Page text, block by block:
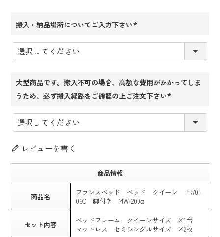
搬入・納品場所についてご入力下さい
大型商品です。搬入不可の場合、高額な費用がかかってしま
うため、必ず搬入経路をご確認の上ご注文下さい
レビューを書く
商品情報
商品名
フランスベッド ベッド クイーン PR70-
06C 脚付き MW-200α
セット内容
ベッドフレーム クイーンサイズ ×1台
マットレス セミシングルサイズ ×2枚